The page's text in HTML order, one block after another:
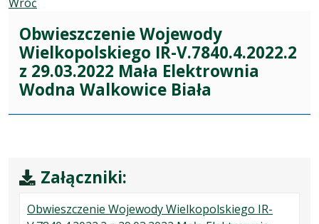
Obwieszczenie Wojewody
Wielkopolskiego IR-V.7840.4.2022.2
z 29.03.2022 Mała Elektrownia
Wodna Walkowice Biała
Załączniki:
Obwieszczenie Wojewody Wielkopolskiego IR-